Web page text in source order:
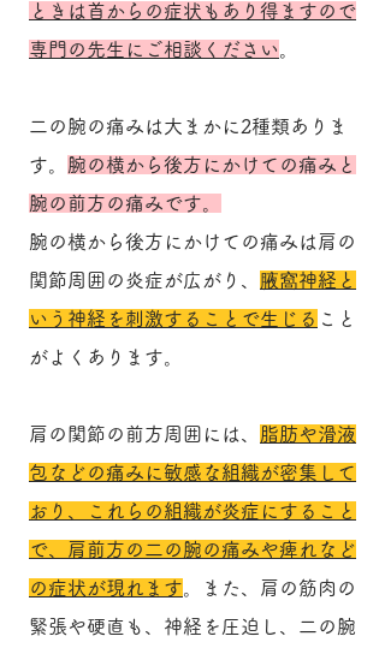
ときは首からの症状もあり得ますので
専門の先生にご相談ください
二の腕の痛みは大まかに2種類ありま
す。 腕の横から後方にかけての痛みと
腕の前方の痛みです。
腕の横から後方にかけての痛みは肩の
関節周囲の炎症が広がり、
腋窩神経と
いう神経を刺激することで生じる こと
がよくあります。
肩の関節の前方周囲には、 脂肪や滑液
包などの痛みに敏感な組織が密集して
おり、これらの組織が炎症にすること
で、肩前方の二の腕の痛みや痺れなど
の症状が現れます 。また、肩の筋肉の
緊張や硬直も、神経を圧迫し、二の腕